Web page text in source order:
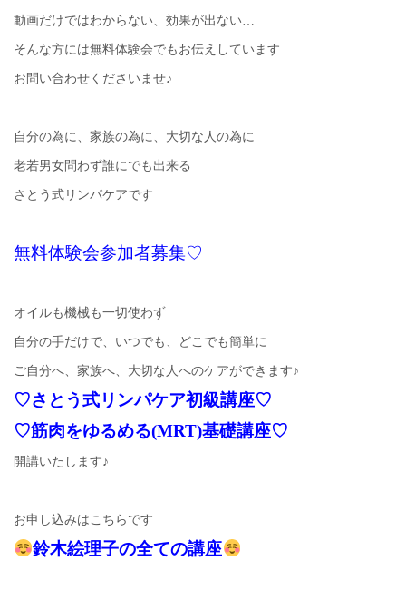
動画だけではわからない、効果が出ない…
そんな方には無料体験会でもお伝えしています
お問い合わせくださいませ♪
自分の為に、家族の為に、大切な人の為に
老若男女問わず誰にでも出来る
さとう式リンパケアです
無料体験会参加者募集♡
オイルも機械も一切使わず
自分の手だけで、いつでも、どこでも簡単に
ご自分へ、家族へ、大切な人へのケアができます♪
♡さとう式リンパケア初級講座♡
♡筋肉をゆるめる(MRT)基礎講座♡
開講いたします♪
お申し込みはこちらです
鈴木絵理子の全ての講座